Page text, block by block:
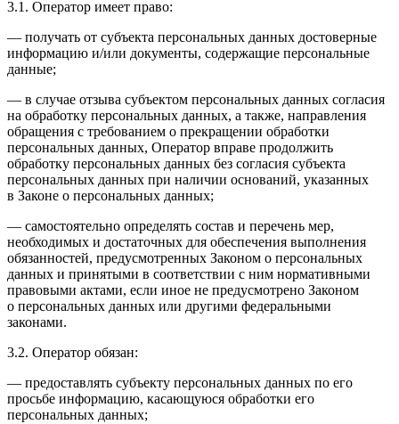
3.1. Оператор имеет право:
— получать от субъекта персональных данных достоверные
информацию и/или документы, содержащие персональные
данные;
— в случае отзыва субъектом персональных данных согласия
на обработку персональных данных, а также, направления
обращения с требованием о прекращении обработки
персональных данных, Оператор вправе продолжить
обработку персональных данных без согласия субъекта
персональных данных при наличии оснований, указанных
в Законе о персональных данных;
— самостоятельно определять состав и перечень мер,
необходимых и достаточных для обеспечения выполнения
обязанностей, предусмотренных Законом о персональных
данных и принятыми в соответствии с ним нормативными
правовыми актами, если иное не предусмотрено Законом
о персональных данных или другими федеральными
законами.
3.2. Оператор обязан:
— предоставлять субъекту персональных данных по его
просьбе информацию, касающуюся обработки его
персональных данных;